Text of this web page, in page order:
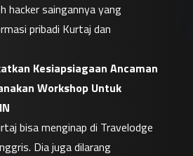
hacker saingannya yang
pribadi Kurtaj dan
Kesiapsiagaan Ancaman
Workshop Untuk
bisa menginap di Travelodge
Dia juga dilarang